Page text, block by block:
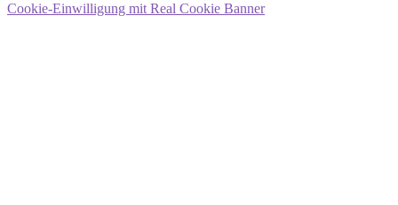
Cookie-Einwilligung mit Real Cookie Banner